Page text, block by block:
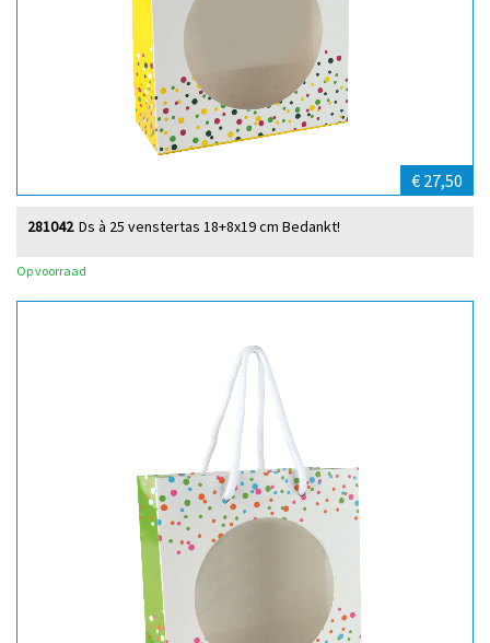
€ 27,50
Ds à 25 venstertas 18+8x19 cm Bedankt!
281042
Op voorraad